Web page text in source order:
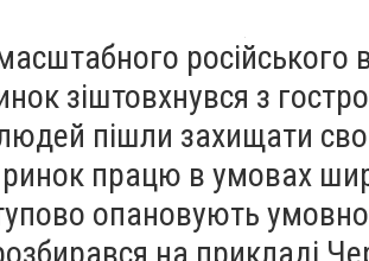
російського
зіштовхнувся з
пішли захищати
працю в умовах
опановують умовно